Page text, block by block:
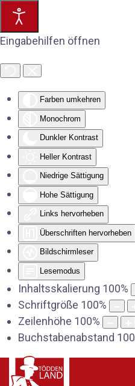
Eingabehilfen öffnen
Farben umkehren
Monochrom
Dunkler Kontrast
Heller Kontrast
Niedrige Sättigung
Hohe Sättigung
Links hervorheben
Überschriften hervorheben
Bildschirmleser
Lesemodus
Inhaltsskalierung 100%
Schriftgröße 100%
Zeilenhöhe 100%
Buchstabenabstand 100